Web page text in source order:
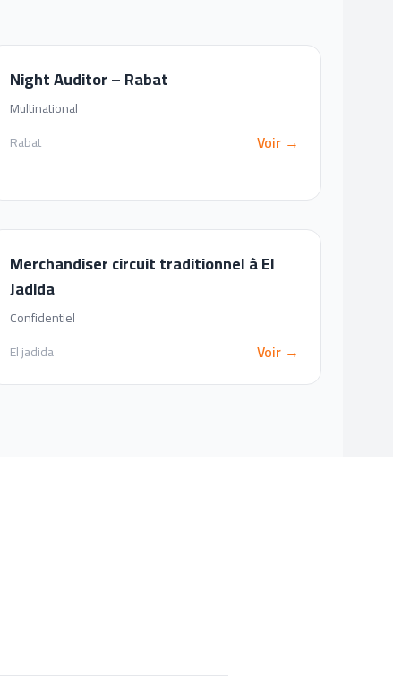
Night Auditor – Rabat
Multinational
Rabat
Voir →
Merchandiser circuit traditionnel à El
Jadida
Confidentiel
El jadida
Voir →